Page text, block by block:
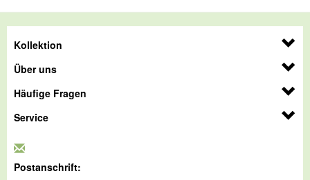
Kollektion
Über uns
Häufige Fragen
Service
Postanschrift: